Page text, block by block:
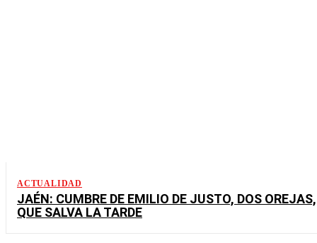
ACTUALIDAD
JAÉN: CUMBRE DE EMILIO DE JUSTO, DOS OREJAS,
QUE SALVA LA TARDE